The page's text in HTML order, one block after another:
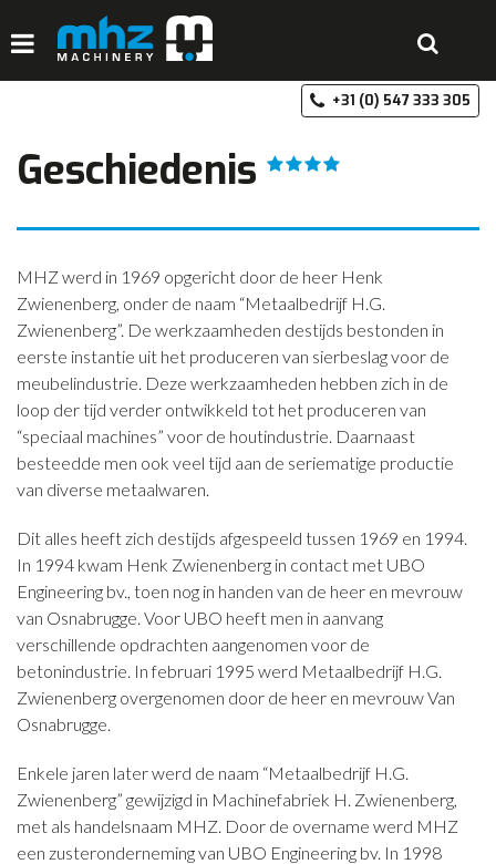
DISCIPLINES
PRODUCTEN
MACHINEVERHUUR
GALERIJ
OVER MHZ
REFERENTIES
VACATURES
OFFERTE
CONTACT
NIEUWS
Geschiedenis
MHZ werd in 1969 opgericht door de heer Henk
Zwienenberg, onder de naam “Metaalbedrijf H.G.
Zwienenberg”. De werkzaamheden destijds bestonden in
eerste instantie uit het produceren van sierbeslag voor de
meubelindustrie. Deze werkzaamheden hebben zich in de
loop der tijd verder ontwikkeld tot het produceren van
“speciaal machines” voor de houtindustrie. Daarnaast
besteedde men ook veel tijd aan de seriematige productie
van diverse metaalwaren.
Dit alles heeft zich destijds afgespeeld tussen 1969 en 1994.
In 1994 kwam Henk Zwienenberg in contact met UBO
Engineering bv., toen nog in handen van de heer en mevrouw
van Osnabrugge. Voor UBO heeft men in aanvang
verschillende opdrachten aangenomen voor de
betonindustrie. In februari 1995 werd Metaalbedrijf H.G.
Zwienenberg overgenomen door de heer en mevrouw Van
Osnabrugge.
Enkele jaren later werd de naam “Metaalbedrijf H.G.
Zwienenberg” gewijzigd in Machinefabriek H. Zwienenberg,
met als handelsnaam MHZ. Door de overname werd MHZ
een zusteronderneming van UBO Engineering bv. In 1998